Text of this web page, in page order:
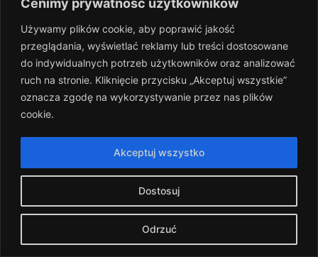
Używamy plików cookie, aby poprawić jakość
przeglądania, wyświetlać reklamy lub treści dostosowane
do indywidualnych potrzeb użytkowników oraz analizować
ruch na stronie. Kliknięcie przycisku „Akceptuj wszystkie”
oznacza zgodę na wykorzystywanie przez nas plików
cookie.
Dostosuj
Odrzuć
Akceptuj wszystko
(17)
1-12
Boisko C
Gdzieś Grali vs Opór Melanż
2024-04-07
(16)
1-10
Boisko A